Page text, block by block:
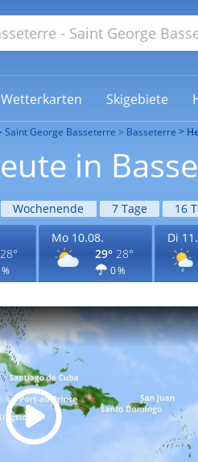
Wetterkarten Skigebiete
Saint George Basseterre Basseterre
in
Wochenende 7 Tage 16
28°
Mo 10.08.
29° 28°
0 %
Di